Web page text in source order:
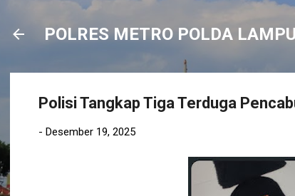
POLRES METRO POLDA
Polisi Tangkap Tiga Terduga
- Desember 19, 2025